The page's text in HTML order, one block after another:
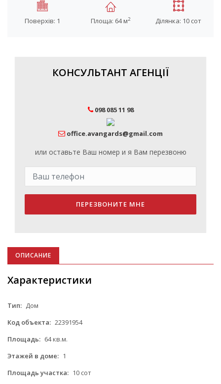
Поверхів: 1 Площа: 64 м2 Ділянка: 10 сот
КОНСУЛЬТАНТ АГЕНЦІЇ
098 085 11 98
office.avangards@gmail.com
или оставьте Ваш номер и я Вам перезвоню
ПЕРЕЗВОНИТЕ МНЕ
ОПИСАНИЕ
Характеристики
Тип: Дом
Код объекта: 22391954
Площадь: 64 кв.м.
Этажей в доме: 1
Площадь участка: 10 сот